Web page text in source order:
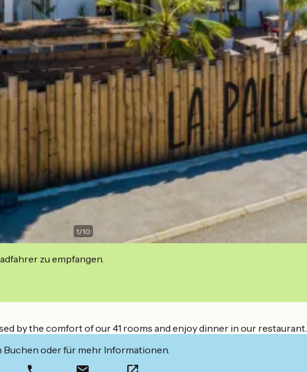
1/10
zu empfangen.
by the comfort of our 41 rooms and enjoy dinner in our restaurant.
Buchen oder für mehr Informationen.